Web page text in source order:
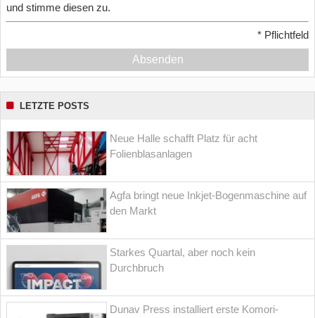
und stimme diesen zu.
* Pflichtfeld
Absenden
LETZTE POSTS
Neue Halle schafft Platz für acht
Folienblasanlagen
Agfa bringt neue Inkjet-Bogenmaschine auf
den Markt
Starkes Quartal, aber noch kein
Durchbruch
Dunav Press installiert erste Komori-